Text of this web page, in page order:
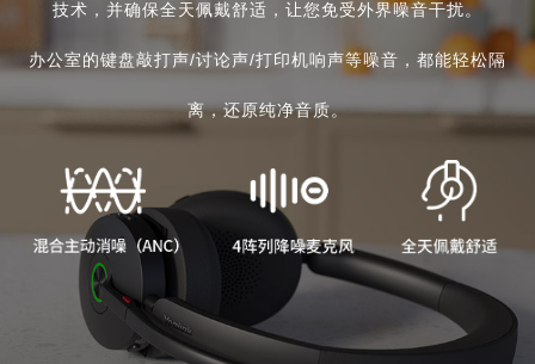
技术，并确保全天佩戴舒适，让您免受外界噪音干扰。
办公室的键盘敲打声/讨论声/打印机响声等噪音，都能轻松隔
离，还原纯净音质。